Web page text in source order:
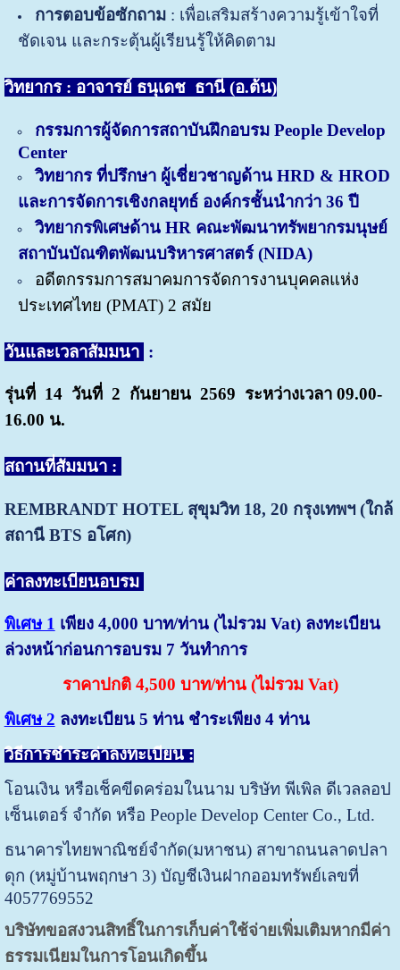
การตอบข้อซักถาม: เพื่อเสริมสร้างความรู้เข้าใจที่
ชัดเจน และกระตุ้นผู้เรียนรู้ให้คิดตาม
วิทยากร : อาจารย์ ธนุเดช ธานี (อ.ต้น)
กรรมการผู้จัดการสถาบันฝึกอบรม People Develop
Center
วิทยากร ที่ปรึกษา ผู้เชี่ยวชาญด้าน HRD & HROD
และการจัดการเชิงกลยุทธ์ องค์กรชั้นนำกว่า 36 ปี
วิทยากรพิเศษด้าน HR คณะพัฒนาทรัพยากรมนุษย์
สถาบันบัณฑิตพัฒนบริหารศาสตร์ (NIDA)
อดีตกรรมการสมาคมการจัดการงานบุคคลแห่ง
ประเทศไทย (PMAT) 2 สมัย
วันและเวลาสัมมนา :
รุ่นที่ 14 วันที่ 2 กันยายน 2569 ระหว่างเวลา 09.00-
16.00 น.
สถานที่สัมมนา :
REMBRANDT HOTEL สุขุมวิท 18, 20 กรุงเทพฯ (ใกล้
สถานี BTS อโศก)
ค่าลงทะเบียนอบรม
พิเศษ 1 เพียง 4,000 บาท/ท่าน (ไม่รวม Vat) ลงทะเบียน
ล่วงหน้าก่อนการอบรม 7 วันทำการ
ราคาปกติ 4,500 บาท/ท่าน (ไม่รวม Vat)
พิเศษ 2 ลงทะเบียน 5 ท่าน ชำระเพียง 4 ท่าน
วิธีการชำระค่าลงทะเบียน :
โอนเงิน หรือเช็คขีดคร่อมในนาม บริษัท พีเพิล ดีเวลลอป
เซ็นเตอร์ จำกัด หรือ People Develop Center Co., Ltd.
ธนาคารไทยพาณิชย์จำกัด(มหาชน) สาขาถนนลาดปลา
ดุก (หมู่บ้านพฤกษา 3) บัญชีเงินฝากออมทรัพย์เลขที่
4057769552
บริษัทขอสงวนสิทธิ์ในการเก็บค่าใช้จ่ายเพิ่มเติมหากมีค่า
ธรรมเนียมในการโอนเกิดขึ้น